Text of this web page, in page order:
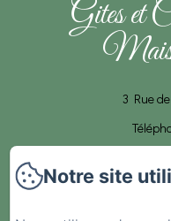
Gites et
3 Rue
Notre site